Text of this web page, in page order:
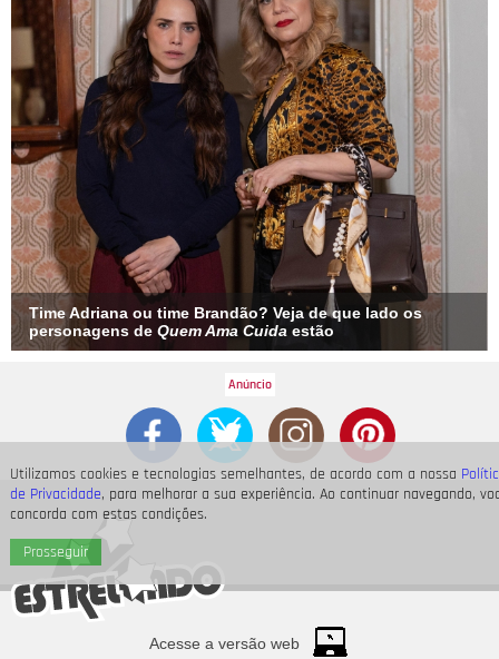
Utilizamos cookies e tecnologias semelhantes, de acordo com a nossa
de Privacidade, para melhorar a sua experiência. Ao continuar navegando,
concorda com estas condições.
Prosseguir
Time Adriana ou time Brandão? Veja de que lado os
personagens de Quem Ama Cuida estão
Acesse a versão web